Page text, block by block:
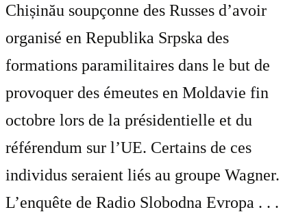
Chișinău soupçonne des Russes d’avoir
organisé en Republika Srpska des
formations paramilitaires dans le but de
provoquer des émeutes en Moldavie fin
octobre lors de la présidentielle et du
référendum sur l’UE. Certains de ces
individus seraient liés au groupe Wagner.
L’enquête de Radio Slobodna Evropa . . .